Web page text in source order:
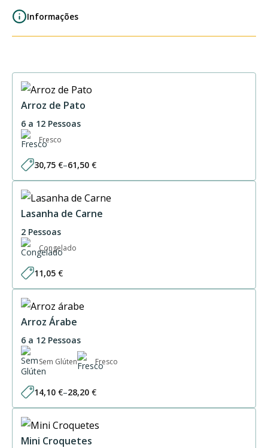
Informações
Arroz de Pato
6 a 12 Pessoas
Fresco
30,75 €–61,50 €
Price
range:
through
61,50 €
Lasanha de Carne
2 Pessoas
Congelado
11,05 €
Arroz Árabe
6 a 12 Pessoas
Sem Glúten Fresco
14,10 €–28,20 €
Price
range:
through
28,20 €
Mini Croquetes